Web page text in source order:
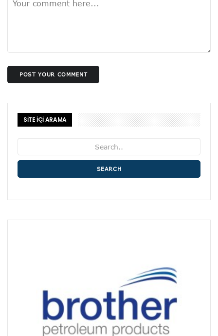
POST YOUR COMMENT
SİTE İÇİ ARAMA
SEARCH